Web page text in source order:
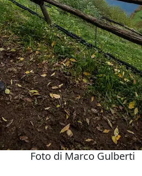
Foto di Marco Gulberti